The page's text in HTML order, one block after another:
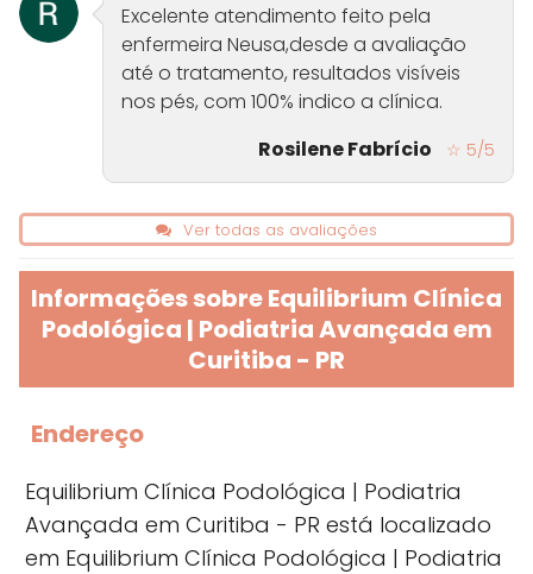
Excelente atendimento feito pela
enfermeira Neusa,desde a avaliação
até o tratamento, resultados visíveis
nos pés, com 100% indico a clínica.
Rosilene Fabrício
☆ 5/5
Ver todas as avaliações
Informações sobre Equilibrium Clínica
Podológica | Podiatria Avançada em
Curitiba - PR
Endereço
Equilibrium Clínica Podológica | Podiatria
Avançada em Curitiba - PR está localizado
em Equilibrium Clínica Podológica | Podiatria